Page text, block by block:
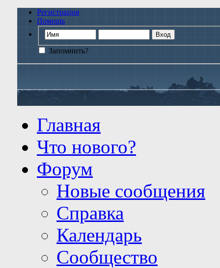
Регистрация
Помощь
Запомнить?
Главная
Что нового?
Форум
Новые сообщения
Справка
Календарь
Сообщество